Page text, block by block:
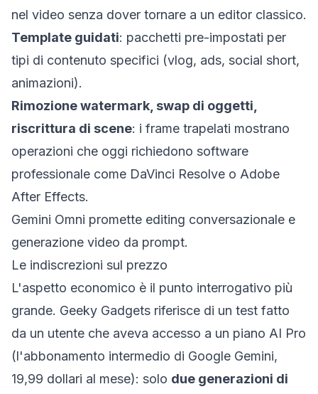
nel video senza dover tornare a un editor classico.
Template guidati: pacchetti pre-impostati per
tipi di contenuto specifici (vlog, ads, social short,
animazioni).
Rimozione watermark, swap di oggetti,
riscrittura di scene: i frame trapelati mostrano
operazioni che oggi richiedono software
professionale come DaVinci Resolve o Adobe
After Effects.
Gemini Omni promette editing conversazionale e
generazione video da prompt.
Le indiscrezioni sul prezzo
L'aspetto economico è il punto interrogativo più
grande. Geeky Gadgets riferisce di un test fatto
da un utente che aveva accesso a un piano AI Pro
(l'abbonamento intermedio di Google Gemini,
19,99 dollari al mese): solo due generazioni di